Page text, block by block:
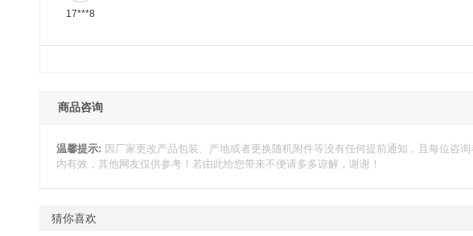
17***8
商品咨询
温馨提示: 因厂家更改产品包装、产地或者更换随机附件等没有任何提前通知，且每位咨
内有效，其他网友仅供参考！若由此给您带来不便请多多谅解，谢谢！
猜你喜欢